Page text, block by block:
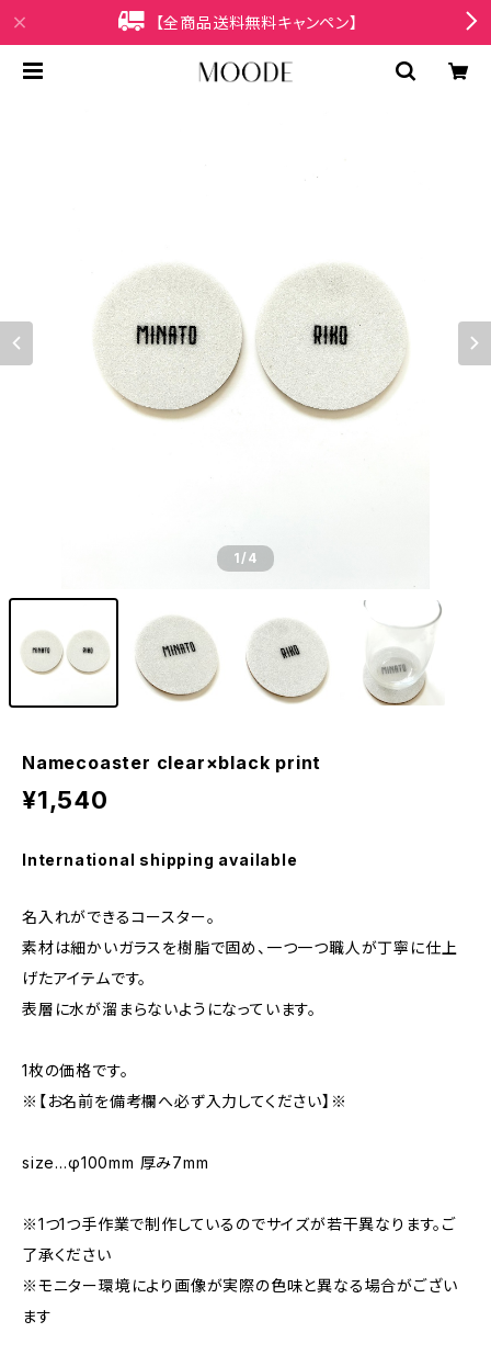
【全商品送料無料キャンペン】
1/4
Namecoaster clear×black print
¥1,540
International shipping available
名入れができるコースター。
素材は細かいガラスを樹脂で固め、一つ一つ職人が丁寧に仕上
げたアイテムです。
表層に水が溜まらないようになっています。
1枚の価格です。
※【お名前を備考欄へ必ず入力してください】※
size…φ100mm 厚み7mm
※1つ1つ手作業で制作しているのでサイズが若干異なります。ご
了承ください
※モニター環境により画像が実際の色味と異なる場合がござい
ます